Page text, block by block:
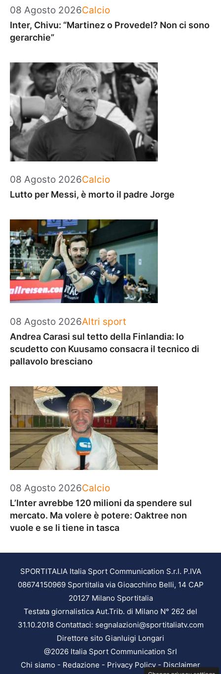
08 Agosto 2026Categorie
Calcio
Inter, Chivu: “Martinez o Provedel? Non ci sono
gerarchie”
08 Agosto 2026Categorie
Calcio
Lutto per Messi, è morto il padre Jorge
08 Agosto 2026Categorie
Altri sport
Andrea Carasi sul tetto della Finlandia: lo
scudetto con Kuusamo consacra il tecnico di
pallavolo bresciano
08 Agosto 2026Categorie
Calcio
L’Inter avrebbe 120 milioni da spendere sul
mercato. Ma volere è potere: Oaktree non
vuole e se li tiene in tasca
SPORTITALIA Italia Sport Communication S.r.l. P.IVA
08674150969 Sportitalia via Gioacchino Belli, 14 CAP
20127 Milano Sportitalia
Testata giornalistica Aut.Trib. di Milano N° 262 del
31.10.2018 Contattaci: segnalazioni@sportitaliatv.com
Direttore sito Gianluigi Longari
@2026 Italia Sport Communication Srl
Chi siamo - Redazione - Privacy Policy-Disclaimer